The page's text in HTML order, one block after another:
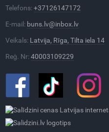
Telefons:+37126147172
E-mail: buns.lv@inbox.lv
Veikals: Latvija, Rīga, Tilta iela 14
Reģ. Nr:40003109229